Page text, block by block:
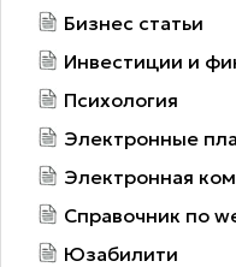
Бизнес статьи
Инвестиции и
Психология
Электронные
Электронная
Справочник по
Юзабилити